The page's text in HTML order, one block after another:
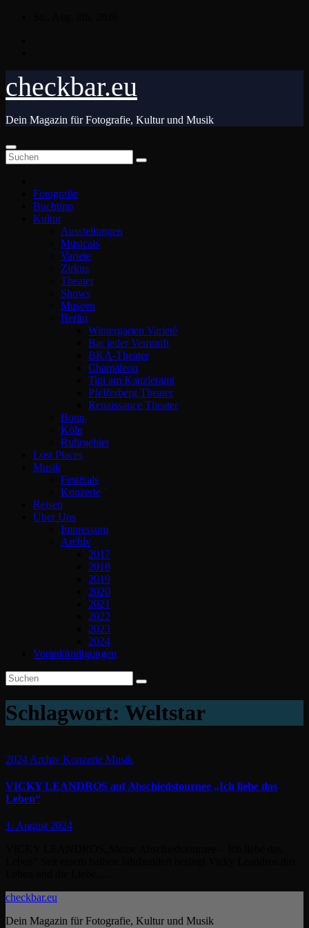
checkbar.eu
Dein Magazin für Fotografie, Kultur und Musik
Fotografie
Buchtipp
Kultur
Ausstellungen
Musicals
Variete
Zirkus
Theater
Shows
Museen
Berlin
Wintergarten Varieté
Bar jeder Vernunft
BKA-Theater
Chamäleon
Tipi am Kanzleramt
Pfefferberg Theater
Renaissance Theater
Bonn
Köln
Ruhrgebiet
Lost Places
Musik
Festivals
Konzerte
Reisen
Über Uns
Impressum
Archiv
2017
2018
2019
2020
2021
2022
2023
2024
Vorankündigungen
Schlagwort: Weltstar
2024 Archiv Konzerte Musik
VICKY LEANDROS auf Abschiedstournee „Ich liebe das
Leben“
1. August 2024
checkbar.eu
Dein Magazin für Fotografie, Kultur und Musik